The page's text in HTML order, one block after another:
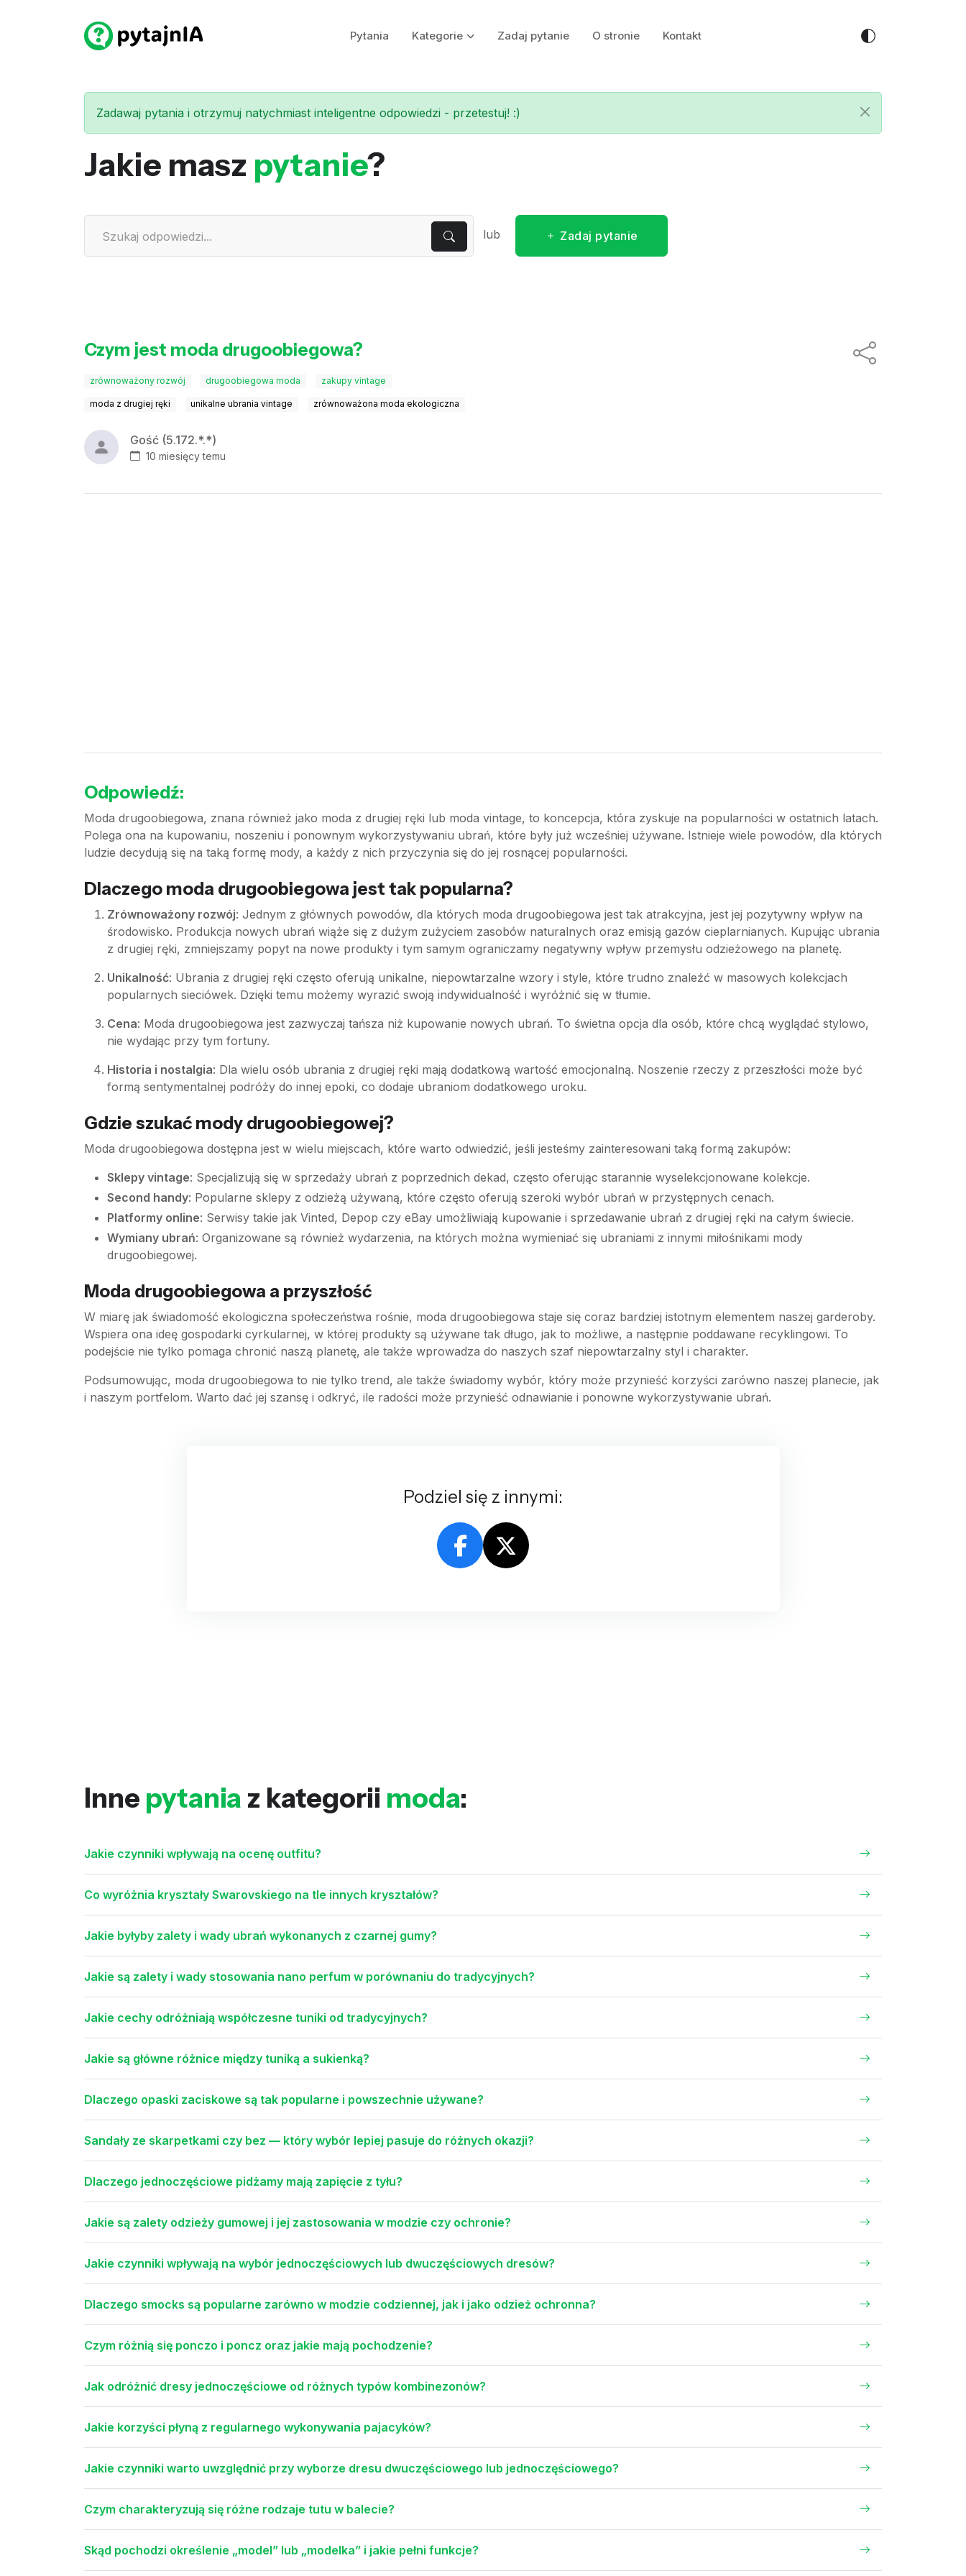
Pytania Kategorie Zadaj pytanie O stronie Kontakt
Zadawaj pytania i otrzymuj natychmiast inteligentne odpowiedzi - przetestuj! :)
Jakie masz pytanie?
lub Zadaj pytanie
Czym jest moda drugoobiegowa?
zrównoważony rozwój drugoobiegowa moda zakupy vintage
moda z drugiej ręki unikalne ubrania vintage zrównoważona moda ekologiczna
Gość (5.172.*.*)
10 miesięcy temu
Odpowiedź:
Moda drugoobiegowa, znana również jako moda z drugiej ręki lub moda vintage, to koncepcja, która zyskuje na popularności w ostatnich latach.
Polega ona na kupowaniu, noszeniu i ponownym wykorzystywaniu ubrań, które były już wcześniej używane. Istnieje wiele powodów, dla których
ludzie decydują się na taką formę mody, a każdy z nich przyczynia się do jej rosnącej popularności.
Dlaczego moda drugoobiegowa jest tak popularna?
Zrównoważony rozwój: Jednym z głównych powodów, dla których moda drugoobiegowa jest tak atrakcyjna, jest jej pozytywny wpływ na
środowisko. Produkcja nowych ubrań wiąże się z dużym zużyciem zasobów naturalnych oraz emisją gazów cieplarnianych. Kupując ubrania
z drugiej ręki, zmniejszamy popyt na nowe produkty i tym samym ograniczamy negatywny wpływ przemysłu odzieżowego na planetę.
Unikalność: Ubrania z drugiej ręki często oferują unikalne, niepowtarzalne wzory i style, które trudno znaleźć w masowych kolekcjach
popularnych sieciówek. Dzięki temu możemy wyrazić swoją indywidualność i wyróżnić się w tłumie.
Cena: Moda drugoobiegowa jest zazwyczaj tańsza niż kupowanie nowych ubrań. To świetna opcja dla osób, które chcą wyglądać stylowo,
nie wydając przy tym fortuny.
Historia i nostalgia: Dla wielu osób ubrania z drugiej ręki mają dodatkową wartość emocjonalną. Noszenie rzeczy z przeszłości może być
formą sentymentalnej podróży do innej epoki, co dodaje ubraniom dodatkowego uroku.
Gdzie szukać mody drugoobiegowej?
Moda drugoobiegowa dostępna jest w wielu miejscach, które warto odwiedzić, jeśli jesteśmy zainteresowani taką formą zakupów:
Sklepy vintage: Specjalizują się w sprzedaży ubrań z poprzednich dekad, często oferując starannie wyselekcjonowane kolekcje.
Second handy: Popularne sklepy z odzieżą używaną, które często oferują szeroki wybór ubrań w przystępnych cenach.
Platformy online: Serwisy takie jak Vinted, Depop czy eBay umożliwiają kupowanie i sprzedawanie ubrań z drugiej ręki na całym świecie.
Wymiany ubrań: Organizowane są również wydarzenia, na których można wymieniać się ubraniami z innymi miłośnikami mody
drugoobiegowej.
Moda drugoobiegowa a przyszłość
W miarę jak świadomość ekologiczna społeczeństwa rośnie, moda drugoobiegowa staje się coraz bardziej istotnym elementem naszej garderoby.
Wspiera ona ideę gospodarki cyrkularnej, w której produkty są używane tak długo, jak to możliwe, a następnie poddawane recyklingowi. To
podejście nie tylko pomaga chronić naszą planetę, ale także wprowadza do naszych szaf niepowtarzalny styl i charakter.
Podsumowując, moda drugoobiegowa to nie tylko trend, ale także świadomy wybór, który może przynieść korzyści zarówno naszej planecie, jak
i naszym portfelom. Warto dać jej szansę i odkryć, ile radości może przynieść odnawianie i ponowne wykorzystywanie ubrań.
Podziel się z innymi:
Inne pytania z kategorii moda:
Jakie czynniki wpływają na ocenę outfitu?
Co wyróżnia kryształy Swarovskiego na tle innych kryształów?
Jakie byłyby zalety i wady ubrań wykonanych z czarnej gumy?
Jakie są zalety i wady stosowania nano perfum w porównaniu do tradycyjnych?
Jakie cechy odróżniają współczesne tuniki od tradycyjnych?
Jakie są główne różnice między tuniką a sukienką?
Dlaczego opaski zaciskowe są tak popularne i powszechnie używane?
Sandały ze skarpetkami czy bez — który wybór lepiej pasuje do różnych okazji?
Dlaczego jednoczęściowe pidżamy mają zapięcie z tyłu?
Jakie są zalety odzieży gumowej i jej zastosowania w modzie czy ochronie?
Jakie czynniki wpływają na wybór jednoczęściowych lub dwuczęściowych dresów?
Dlaczego smocks są popularne zarówno w modzie codziennej, jak i jako odzież ochronna?
Czym różnią się ponczo i poncz oraz jakie mają pochodzenie?
Jak odróżnić dresy jednoczęściowe od różnych typów kombinezonów?
Jakie korzyści płyną z regularnego wykonywania pajacyków?
Jakie czynniki warto uwzględnić przy wyborze dresu dwuczęściowego lub jednoczęściowego?
Czym charakteryzują się różne rodzaje tutu w balecie?
Skąd pochodzi określenie „model” lub „modelka” i jakie pełni funkcje?